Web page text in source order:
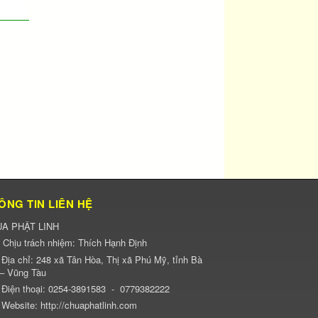
TIN LIÊN HỆ
PHẬT LINH
Chịu trách nhiệm: Thích Hạnh Định
Địa chỉ: 248 xã Tân Hòa, Thị xã Phú Mỹ, tỉnh Bà
Vũng Tàu
Điện thoại: 0254-3891583 - 0779382222
Website: http://chuaphatlinh.com